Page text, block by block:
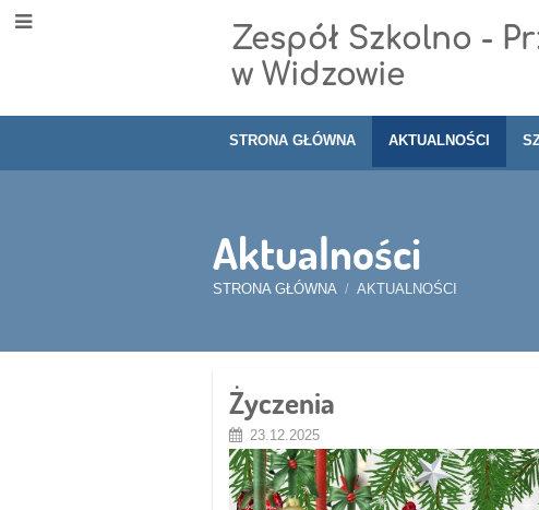
Zespół Szkolno -
w Widzowie
STRONA GŁÓWNA AKTUALNOŚCI
Aktualności
STRONA GŁÓWNA / AKTUALNOŚCI
Aktualności
Życzenia
23.12.2025